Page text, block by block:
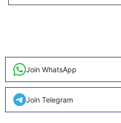
Join WhatsApp
Join Telegram